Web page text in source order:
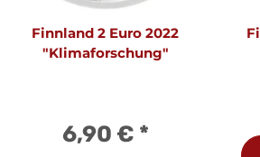
Finnland 2 Euro 2022
"Klimaforschung"
6,90 € *